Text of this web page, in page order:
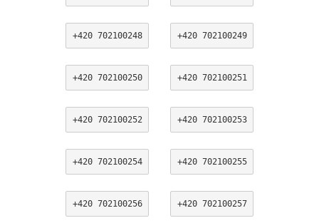
+420 702100248 +420 702100249
+420 702100250 +420 702100251
+420 702100252 +420 702100253
+420 702100254 +420 702100255
+420 702100256 +420 702100257